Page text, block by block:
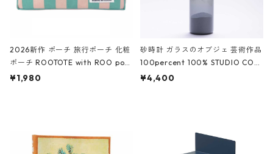
2026新作 ポーチ 旅行ポーチ 化粧
ポーチ ROOTOTE with ROO pou
ch 3532 ルートート WR.ポーチ.ラ
¥1,980
砂時計 ガラスのオブジェ 芸術作品
100percent 100% STUDIO COH
AKU Timeless 100パーセント ス
¥4,400